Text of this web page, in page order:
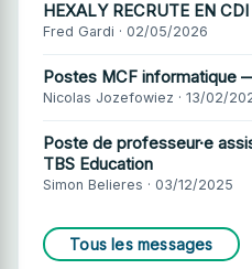
HEXALY RECRUTE EN CDI
Fred Gardi · 02/05/2026
Postes MCF informatique
Nicolas Jozefowiez · 13/02/
Poste de professeur·e
TBS Education
Simon Belieres · 03/12/2025
Tous les messages